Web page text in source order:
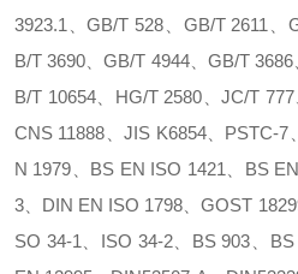
3923.1、GB/T 528、GB/T 2611、
B/T 3690、GB/T 4944、GB/T
B/T 10654、HG/T 2580、JC/T
CNS 11888、JIS K6854、PSTC-7
N 1979、BS EN ISO 1421、BS
3、DIN EN ISO 1798、GOST
SO 34-1、ISO 34-2、BS 903、